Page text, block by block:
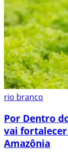
rio branco
Por Dentro
vai
Amazônia